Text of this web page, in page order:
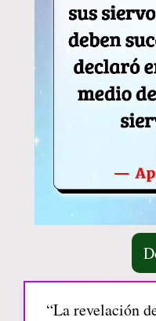
“La revelación